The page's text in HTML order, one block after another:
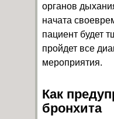
органов
начата
пациент будет
пройдет все
мероприятия.
Как
бронхита